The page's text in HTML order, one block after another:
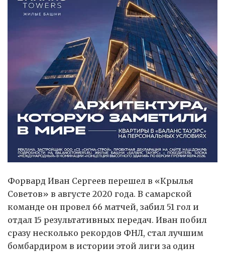
Форвард Иван Сергеев перешел в «Крылья
Советов» в августе 2020 года. В самарской
команде он провел 66 матчей, забил 51 гол и
отдал 15 результативных передач. Иван побил
сразу несколько рекордов ФНЛ, стал лучшим
бомбардиром в истории этой лиги за один